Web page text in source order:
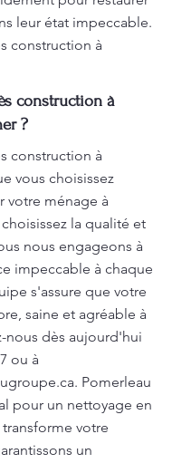
leur état impeccable.
construction à
construction à
?
construction à
vous choisissez
votre ménage à
la qualité et
nous engageons à
impeccable à chaque
s'assure que votre
saine et agréable à
nous dès aujourd'hui
ou à
. Pomerleau
pour un nettoyage en
votre
un